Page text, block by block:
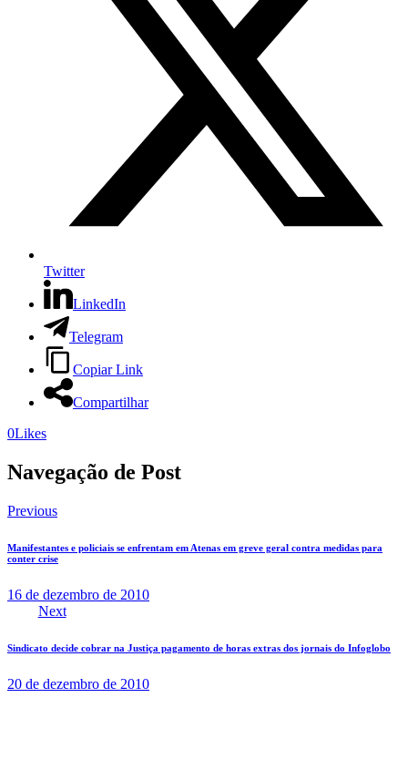
Twitter
LinkedIn
Telegram
Copiar Link
Compartilhar
0Likes
Navegação de Post
Previous
Manifestantes e policiais se enfrentam em Atenas em greve geral contra medidas para
conter crise
16 de dezembro de 2010
Next
Sindicato decide cobrar na Justiça pagamento de horas extras dos jornais do Infoglobo
20 de dezembro de 2010